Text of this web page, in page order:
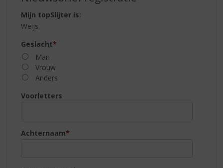
REGISTRATIEFORMULIER
Mijn topSlijter is:
Weijs
Geslacht*
Man
Vrouw
Anders
Voorletters
Achternaam*